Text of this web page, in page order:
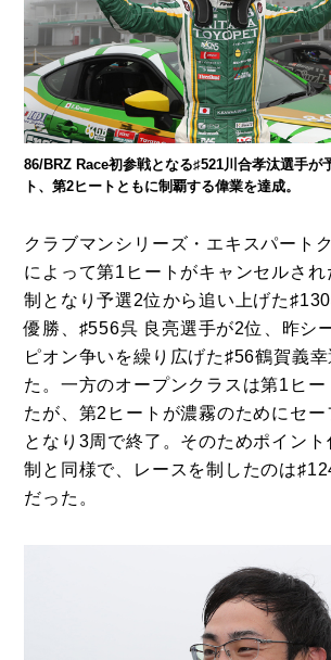
86/BRZ Race初参戦となる♯521川合孝汰選手が
ト、第2ヒートともに制覇する偉業を達成。
クラブマンシリーズ・エキスパート
によって第1ヒートがキャンセルされ
制となり予選2位から追い上げた
優勝、♯556呉 良亮選手が2位、昨シ
ピオン争いを繰り広げた♯56鶴賀義
た。一方のオープンクラスは第1ヒー
たが、第2ヒートが濃霧のためにセー
となり3周で終了。そのためポイント
制と同様で、レースを制したのは
だった。